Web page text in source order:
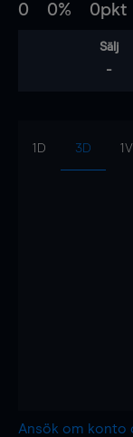
0 0% 0pkt
Sälj
-
1D 3D 1V
Ansök om konto